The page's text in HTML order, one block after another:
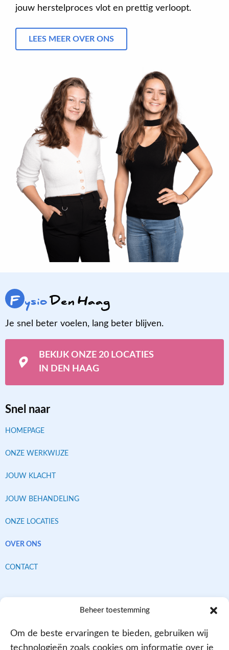
Beheer toestemming
Om de beste ervaringen te bieden, gebruiken wij
technologieën zoals cookies om informatie over je
jouw herstelproces vlot en prettig verloopt.
LEES MEER OVER ONS
F ysioDen Haag
Je snel beter voelen, lang beter blijven.
BEKIJK ONZE 20 LOCATIES
IN DEN HAAG
Snel naar
HOMEPAGE
ONZE WERKWIJZE
JOUW KLACHT
JOUW BEHANDELING
ONZE LOCATIES
OVER ONS
CONTACT
Contracten met alle verzekeraars